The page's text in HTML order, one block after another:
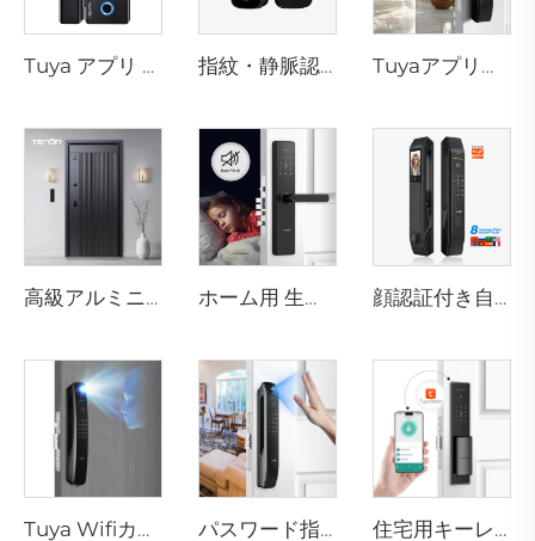
Tuya アプリ スマートロック WiFi パスワードカード・機械式キー解錠 電子式ガラスドアロック TTロックコントロール対応 K5 指紋・静脈認識カード付きスマート電子錠 テノンK10 Pro Tuyaアプリ対応 指紋認証スマートデジタルドアロック Tenon D7 pro
高級アルミニウム製住宅用玄関ドア メインエントリー対応 M8 ホーム用 生体認証指紋ドアロックハンドル Tuya T15 顔認証付き自動スマート指紋ドアロック D7pro
Tuya Wifiカメラ付き自動ID顔認証指紋スマートロック Tenon A9 Pro パスワード指紋生体認証機能付きスマートハウスロック Tenon A6 Pro 住宅用キーレスドアロック TuYa WiFi 生体認証 指紋・顔認証 トンテン A5